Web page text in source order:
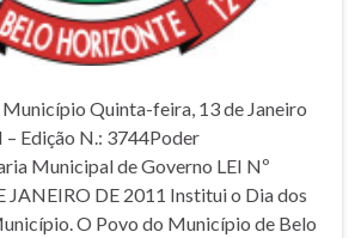
Quinta-feira, 13 de Janeiro
Edição N.: 3744Poder
Municipal de Governo LEI Nº
JANEIRO DE 2011 Institui o Dia dos
O Povo do Município de Belo